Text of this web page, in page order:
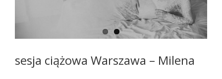
sesja ciążowa Warszawa – Milena